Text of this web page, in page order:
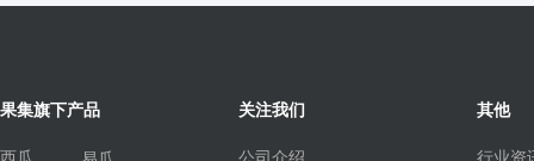
果集旗下产品 关注我们 其他